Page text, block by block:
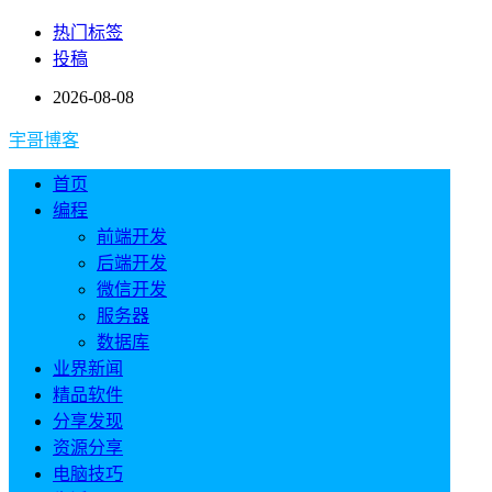
热门标签
投稿
2026-08-08
宇哥博客
首页
编程
前端开发
后端开发
微信开发
服务器
数据库
业界新闻
精品软件
分享发现
资源分享
电脑技巧